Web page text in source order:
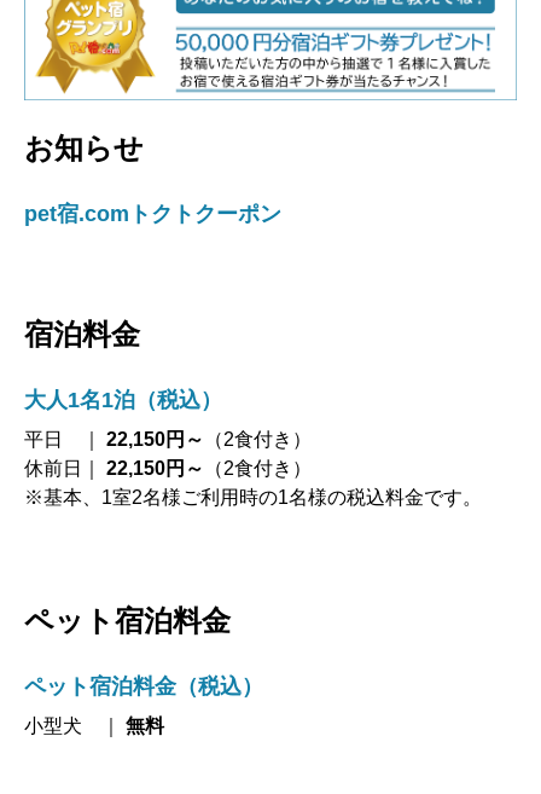
お知らせ
pet宿.comトクトクーポン
宿泊料金
大人1名1泊（税込）
平日 ｜ 22,150円～
（2食付き）
休前日｜
22,150円～
（2食付き）
※基本、1室2名様ご利用時の1名様の税込料金です。
ペット宿泊料金
ペット宿泊料金（税込）
小型犬 ｜ 無料